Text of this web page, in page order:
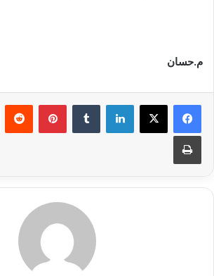
م.حسان
لينكدإن بينتيريست
طباعة